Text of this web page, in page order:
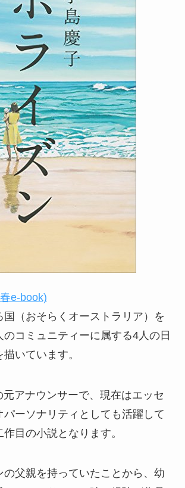
e-book)
国（おそらくオーストラリア）を
のコミュニティーに属する4人の日
いています。
アナウンサーで、現在はエッセ
パーソナリティとしても活躍して
目の小説となります。
の父親を持っていたことから、幼